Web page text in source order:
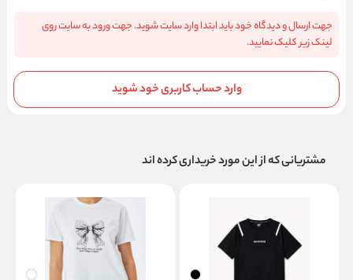
جهت ارسال و دیدگاه خود باید ابتدا وارد سایت شوید. جهت ورود به سایت روی
لینک زیر کلیک نمایید.
وارد حساب کاربری خود شوید
مشتریانی که از این مورد خریداری کرده اند